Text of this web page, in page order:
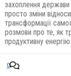
захоплення
просто зміни
трансформації
розмови про те, як
продуктивну
0